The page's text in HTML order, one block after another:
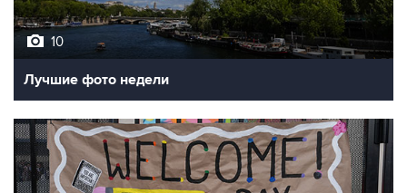
10
Лучшие фото недели